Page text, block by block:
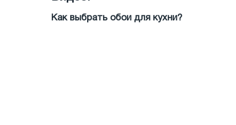
Как выбрать обои для кухни?